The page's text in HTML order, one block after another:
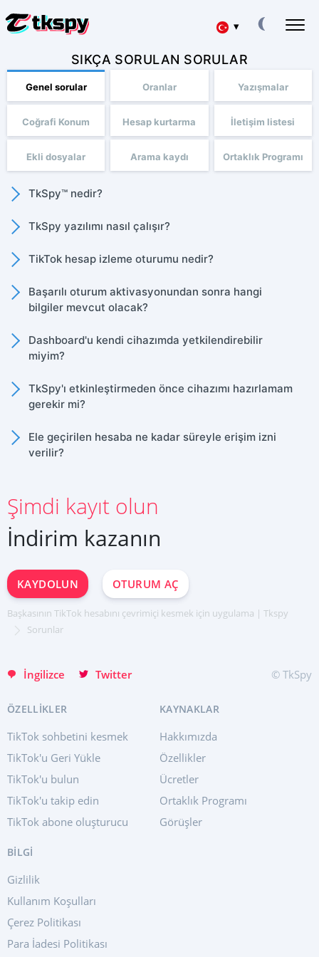
▾
Deutsch
Español
中文
Français
日本
Portuguese (Brazil)
Хинди हिन्दी
Italiano
English
TIKTOK SOHBETLERINI HACKLEYIN
Başkalarının Yazışmalarını Okuyun
TIKTOK'U GERI YÜKLE
Silinen Sohbeti Çevrimiçi Kurtarma
Bir Kişinin Nerede Olduğunu Öğrenin
TIKTOK'U TAKIP EDIN
Takip Uygulaması
TIKTOK ABONE OLUŞTURUCU
Sorular
Ortaklık Programı
Yorumlar
SIKÇA SORULAN SORULAR
Genel sorular Oranlar Yazışmalar
Coğrafi Konum Hesap kurtarma İletişim listesi
Ekli dosyalar Arama kaydı Ortaklık Programı
TkSpy™ nedir?
TkSpy yazılımı nasıl çalışır?
TikTok hesap izleme oturumu nedir?
Başarılı oturum aktivasyonundan sonra hangi
bilgiler mevcut olacak?
Hesabı aktarmak için QR kodu
GPS konum koordinatları
Kayıtlı kişilerin listesi
Mesajlara eklenen dosyalar
Dashboard'u kendi cihazımda yetkilendirebilir
miyim?
TkSpy'ı etkinleştirmeden önce cihazımı hazırlamam
gerekir mi?
Ele geçirilen hesaba ne kadar süreyle erişim izni
verilir?
Şimdi kayıt olun
İndirim kazanın
KAYDOLUN OTURUM AÇ
Başkasının TikTok hesabını çevrimiçi kesmek için uygulama | Tkspy
Sorunlar
İngilizce
ŞIMDI KAYDOLUN
Deutsch
Español
Français
日本
Portuguese (Brazil)
Хинди हिन्दी
Italiano
Twitter © TkSpy
ÖZELLIKLER
TikTok sohbetini kesmek
TikTok'u Geri Yükle
TikTok'u bulun
TikTok'u takip edin
TikTok abone oluşturucu
KAYNAKLAR
Hakkımızda
Özellikler
Ücretler
Ortaklık Programı
Görüşler
BİLGİ
Gizlilik
Kullanım Koşulları
Çerez Politikası
Para İadesi Politikası